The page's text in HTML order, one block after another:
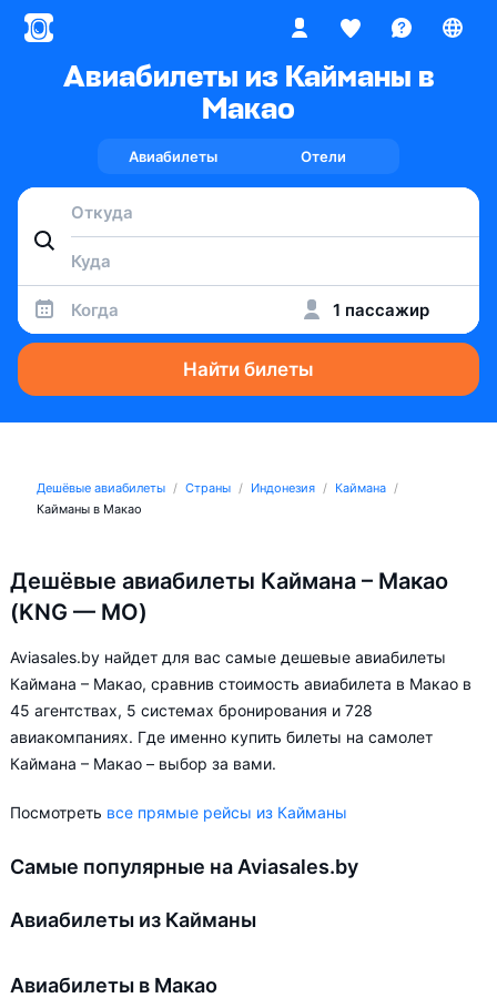
Авиабилеты из Кайманы в
Макао
Авиабилеты Отели
Когда 1 пассажир
Найти билеты
Дешёвые авиабилеты Страны Индонезия
Каймана
Кайманы в Макао
Дешёвые авиабилеты Каймана – Макао
(KNG — MO)
Aviasales.by найдет для вас самые дешевые авиабилеты
Каймана – Макао, сравнив стоимость авиабилета в Макао в
45 агентствах, 5 системах бронирования и 728
авиакомпаниях. Где именно купить билеты на самолет
Каймана – Макао – выбор за вами.
Посмотреть все прямые рейсы из Кайманы
Самые популярные на Aviasales.by
Авиабилеты из Кайманы
Авиабилеты в Макао